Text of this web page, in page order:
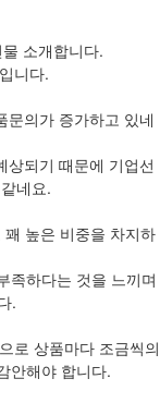
소개합니다.
니다.
문의가 증가하고 있네
상되기 때문에 기업선
네요.
높은 비중을 차지하
족하다는 것을 느끼며
.
로 상품마다 조금씩의
안해야 합니다.